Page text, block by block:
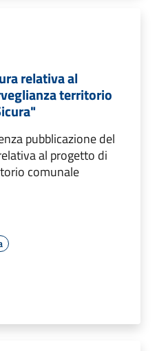
relativa al
territorio
pubblicazione del
al progetto di
comunale